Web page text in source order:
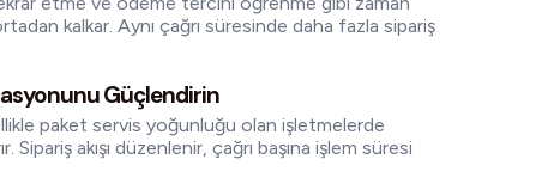
kalkar. Aynı çağrı süresinde daha fazla sipariş
Güçlendirin
paket servis yoğunluğu olan işletmelerde
Sipariş akışı düzenlenir, çağrı başına işlem süresi